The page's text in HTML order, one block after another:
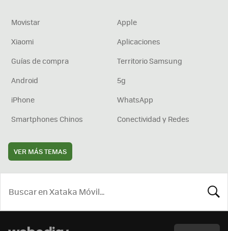
Movistar
Apple
Xiaomi
Aplicaciones
Guías de compra
Territorio Samsung
Android
5g
iPhone
WhatsApp
Smartphones Chinos
Conectividad y Redes
VER MÁS TEMAS